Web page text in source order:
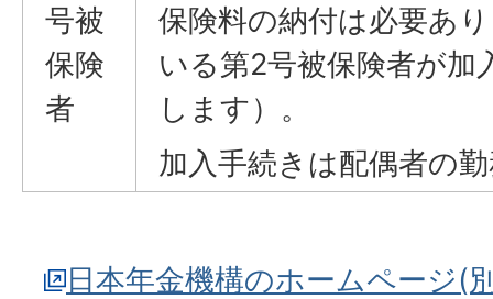
号被
保険
者
保険料の納付は必要あ
いる第2号被保険者が加
します）。
加入手続きは配偶者の
日本年金機構のホームページ(